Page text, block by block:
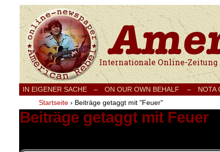
Internationale Onlinezeitung für Frieden,
IN EIGENER SACHE – ON OUR OWN BEHALF –
NOTA
Startseite › Beiträge getaggt mit "Feuer"
Beiträge getaggt mit Feuer